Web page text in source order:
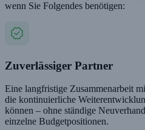
wenn Sie Folgendes benötigen:
Zuverlässiger Partner
Eine langfristige Zusammenarbeit
die kontinuierliche
können – ohne ständige
einzelne Budgetpositionen.